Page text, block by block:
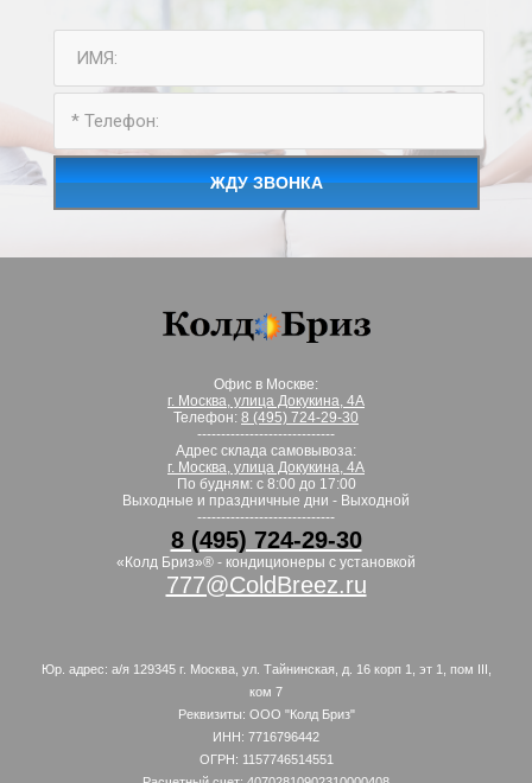
ЖДУ ЗВОНКА
Офис в Москве:
г. Москва, улица Докукина, 4А
Телефон: 8 (495) 724-29-30
-----------------------------
Адрес склада самовывоза:
г. Москва, улица Докукина, 4А
По будням: с 8:00 до 17:00
Выходные и праздничные дни - Выходной
-----------------------------
8 (495) 724-29-30
«Колд Бриз»® - кондиционеры с установкой
777@ColdBreez.ru
Юр. адрес: а/я 129345 г. Москва, ул. Тайнинская, д. 16 корп 1, эт 1, пом III,
ком 7
Реквизиты: ООО "Колд Бриз"
ИНН: 7716796442
ОГРН: 1157746514551